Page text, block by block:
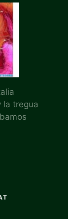
la tregua